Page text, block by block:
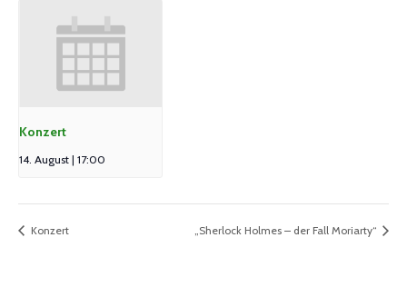
Konzert
14. August | 17:00
Konzert „Sherlock Holmes – der Fall Moriarty“